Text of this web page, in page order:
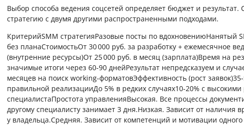
Выбор способа ведения соцсетей определяет бюджет и результат.
стратегию с двумя другими распространенными подходами.
КритерийSMM стратегияРазовые посты по вдохновениюНанятый
без планаСтоимостьОт 30 000 руб. за разработку + ежемесячное
(внутренние ресурсы)От 25 000 руб. в месяц (зарплата)Время на
значимые итоги через 60-90 днейРезультат непредсказуем и
месяцев на поиск working-форматовЭффективность (рост
правильной реализацииДо 5% в редких случаях10-20% с высокими
специалистаПростота управленияВысокая. Все процессы
другому специалисту занимает 3 дня.Низкая. Зависит от наличия
у владельца.Средняя. Зависит от компетенций и мотивации одного